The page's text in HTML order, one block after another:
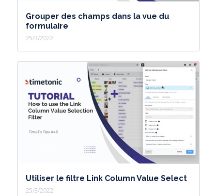
Grouper des champs dans la vue du
formulaire
25/3/2022
Utiliser le filtre Link Column Value Select
25/3/2022